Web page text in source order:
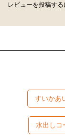
レビューを投稿する
すいかあ
水出しコ